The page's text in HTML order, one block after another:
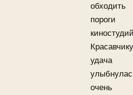
обходить
пороги
Красавчику
удача
очень